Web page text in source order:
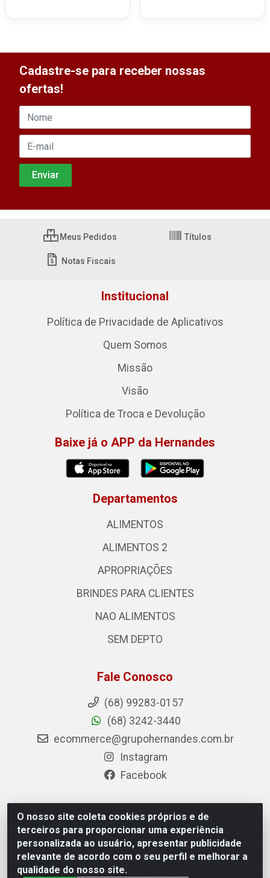
O nosso site coleta cookies próprios e de
terceiros para proporcionar uma experiência
personalizada ao usuário, apresentar publicidade
relevante de acordo com o seu perfil e melhorar a
qualidade do nosso site.
Cadastre-se para receber nossas
ofertas!
Meus Pedidos Títulos
Notas Fiscais
Institucional
Política de Privacidade de Aplicativos
Quem Somos
Missão
Visão
Política de Troca e Devolução
Baixe já o APP da Hernandes
Departamentos
ALIMENTOS
ALIMENTOS 2
APROPRIAÇÕES
BRINDES PARA CLIENTES
NAO ALIMENTOS
SEM DEPTO
Fale Conosco
(68) 99283-0157
(68) 3242-3440
ecommerce@grupohernandes.com.br
Instagram
Facebook
Hernandes - Atacado e Distribuições - Rodovia
Transacreana, 2155 - Floresta Sul, Rio Branco/AC - CEP
69.912-290 - CNPJ 12.996.556/0001-69